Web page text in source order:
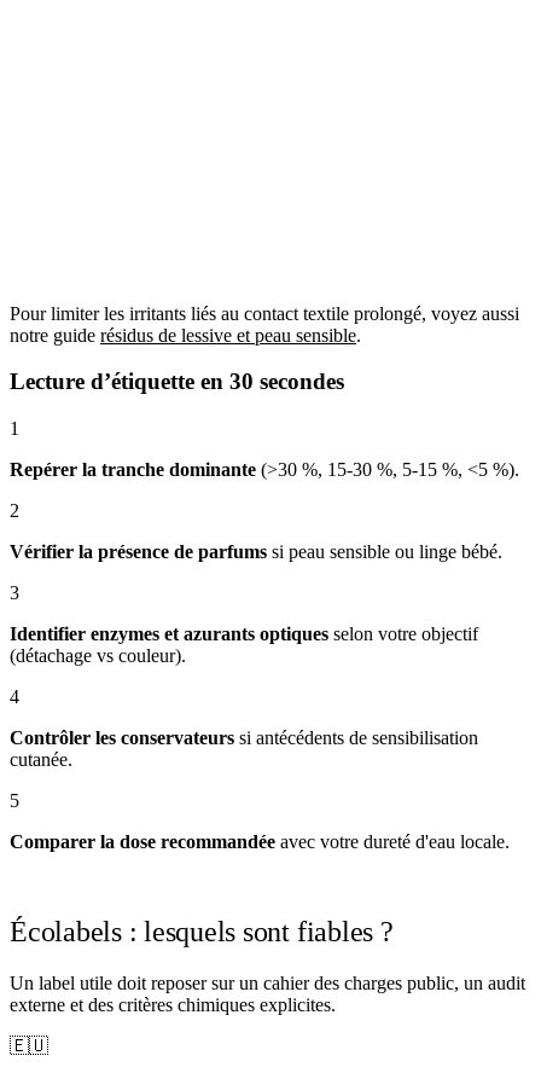
Pour limiter les irritants liés au contact textile prolongé, voyez aussi
notre guide résidus de lessive et peau sensible.
Lecture d’étiquette en 30 secondes
1
Repérer la tranche dominante (>30 %, 15-30 %, 5-15 %, <5 %).
2
Vérifier la présence de parfums si peau sensible ou linge bébé.
3
Identifier enzymes et azurants optiques selon votre objectif
(détachage vs couleur).
4
Contrôler les conservateurs si antécédents de sensibilisation
cutanée.
5
Comparer la dose recommandée avec votre dureté d'eau locale.
Écolabels : lesquels sont fiables ?
Un label utile doit reposer sur un cahier des charges public, un audit
externe et des critères chimiques explicites.
🇪🇺